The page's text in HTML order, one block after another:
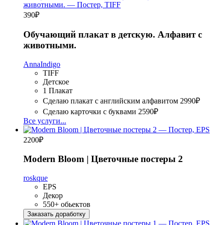
390₽
Обучающий плакат в детскую. Алфавит с
животными.
AnnaIndigo
TIFF
Детское
1 Плакат
Сделаю плакат с английским алфавитом 2990₽
Сделаю карточки с буквами 2590₽
Все услуги...
2200₽
Modern Bloom | Цветочные постеры 2
roskque
EPS
Декор
550+ обьектов
Заказать доработку